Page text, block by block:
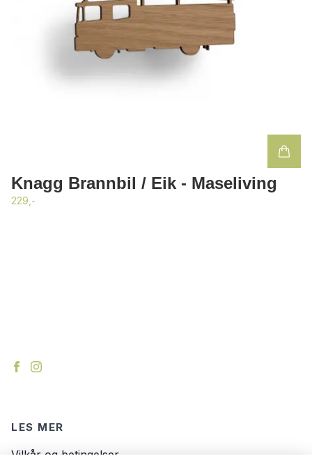
Knagg Brannbil / Eik - Maseliving
229,-
LES MER